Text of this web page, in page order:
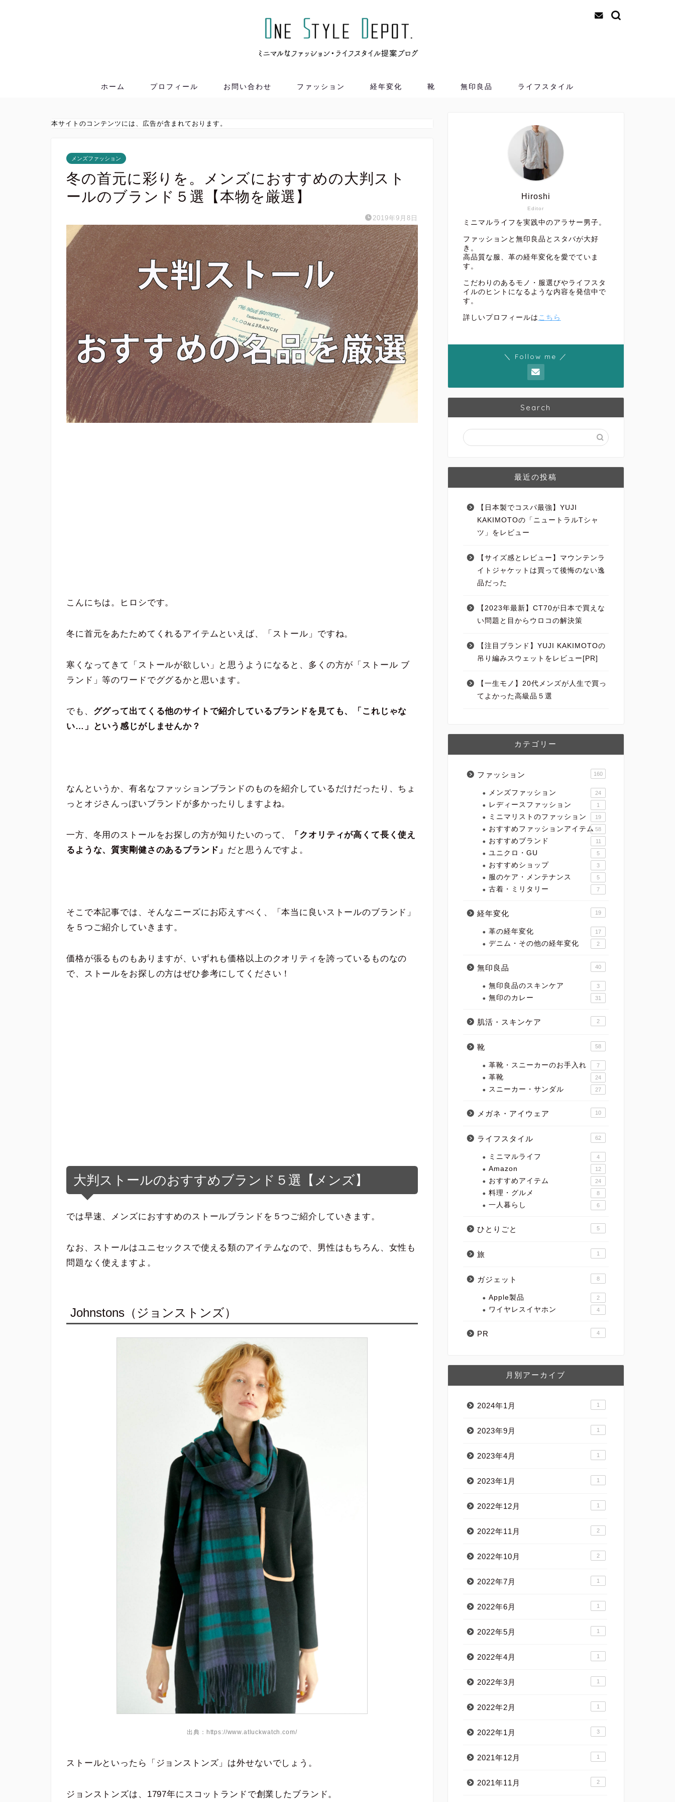
ホーム プロフィール お問い合わせ ファッション 経年変化 靴 無印良品 ライフスタイル
本サイトのコンテンツには、広告が含まれております。
メンズファッション
冬の首元に彩りを。メンズにおすすめの大判スト
ールのブランド５選【本物を厳選】
2019年9月8日
こんにちは。ヒロシです。
冬に首元をあたためてくれるアイテムといえば、「ストール」ですね。
寒くなってきて「ストールが欲しい」と思うようになると、多くの方が「ストール ブ
ランド」等のワードでググるかと思います。
でも、 ググって出てくる他のサイトで紹介しているブランドを見ても、「これじゃな
い…」という感じがしませんか？
なんというか、有名なファッションブランドのものを紹介しているだけだったり、ちょ
っとオジさんっぽいブランドが多かったりしますよね。
一方、冬用のストールをお探しの方が知りたいのって、
「クオリティが高くて長く使え
るような、質実剛健さのあるブランド」 だと思うんですよ。
そこで本記事では、そんなニーズにお応えすべく、「本当に良いストールのブランド」
を５つご紹介していきます。
価格が張るものもありますが、いずれも価格以上のクオリティを誇っているものなの
で、ストールをお探しの方はぜひ参考にしてください！
大判ストールのおすすめブランド５選【メンズ】
では早速、メンズにおすすめのストールブランドを５つご紹介していきます。
なお、ストールはユニセックスで使える類のアイテムなので、男性はもちろん、女性も
問題なく使えますよ。
Johnstons（ジョンストンズ）
出典：https://www.atluckwatch.com/
ストールといったら「ジョンストンズ」は外せないでしょう。
ジョンストンズは、1797年にスコットランドで創業したブランド。
Editor
Hiroshi
ミニマルライフを実践中のアラサー男子。
ファッションと無印良品とスタバが大好
き。
高品質な服、革の経年変化を愛でていま
す。
こだわりのあるモノ・服選びやライフスタ
イルのヒントになるような内容を発信中で
す。
詳しいプロフィールは こちら
＼ Follow me ／
Search
最近の投稿
【日本製でコスパ最強】YUJI
KAKIMOTOの「ニュートラルTシャ
ツ」をレビュー
【サイズ感とレビュー】マウンテンラ
イトジャケットは買って後悔のない逸
品だった
【2023年最新】CT70が日本で買えな
い問題と目からウロコの解決策
【注目ブランド】YUJI KAKIMOTOの
吊り編みスウェットをレビュー[PR]
【一生モノ】20代メンズが人生で買っ
てよかった高級品５選
カテゴリー
ファッション 160
メンズファッション 24
レディースファッション 1
ミニマリストのファッション 19
おすすめファッションアイテム 58
おすすめブランド 11
ユニクロ・GU 5
おすすめショップ 3
服のケア・メンテナンス 5
古着・ミリタリー 7
経年変化 19
革の経年変化 17
デニム・その他の経年変化 2
無印良品 40
無印良品のスキンケア 3
無印のカレー 31
肌活・スキンケア 2
靴 58
革靴・スニーカーのお手入れ 7
革靴 24
スニーカー・サンダル 27
メガネ・アイウェア 10
ライフスタイル 62
ミニマルライフ 4
Amazon 12
おすすめアイテム 24
料理・グルメ 8
一人暮らし 6
ひとりごと 5
旅 1
ガジェット 8
Apple製品 2
ワイヤレスイヤホン 4
PR 4
月別アーカイブ
2024年1月 1
2023年9月 1
2023年4月 1
2023年1月 1
2022年12月 1
2022年11月 2
2022年10月 2
2022年7月 1
2022年6月 1
2022年5月 1
2022年4月 1
2022年3月 1
2022年2月 1
2022年1月 3
2021年12月 1
2021年11月 2